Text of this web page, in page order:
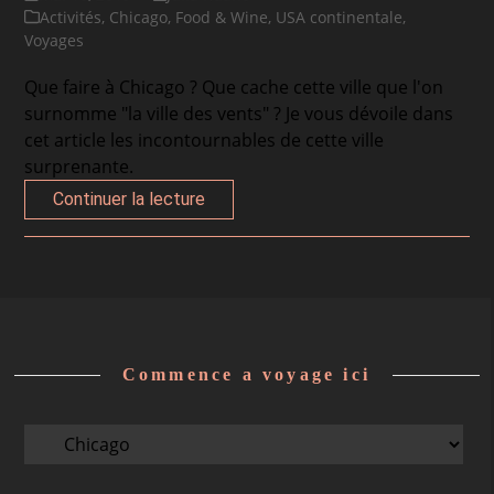
Activités, Chicago, Food & Wine, USA continentale,
Voyages
Que faire à Chicago ? Que cache cette ville que l'on
surnomme "la ville des vents" ? Je vous dévoile dans
cet article les incontournables de cette ville
surprenante.
Continuer la lecture
Commence a voyage ici